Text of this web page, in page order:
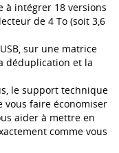
à intégrer 18 versions
de 4 To (soit 3,6
sur une matrice
déduplication et la
le support technique
vous faire économiser
aider à mettre en
comme vous